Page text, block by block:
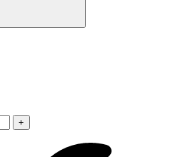
+